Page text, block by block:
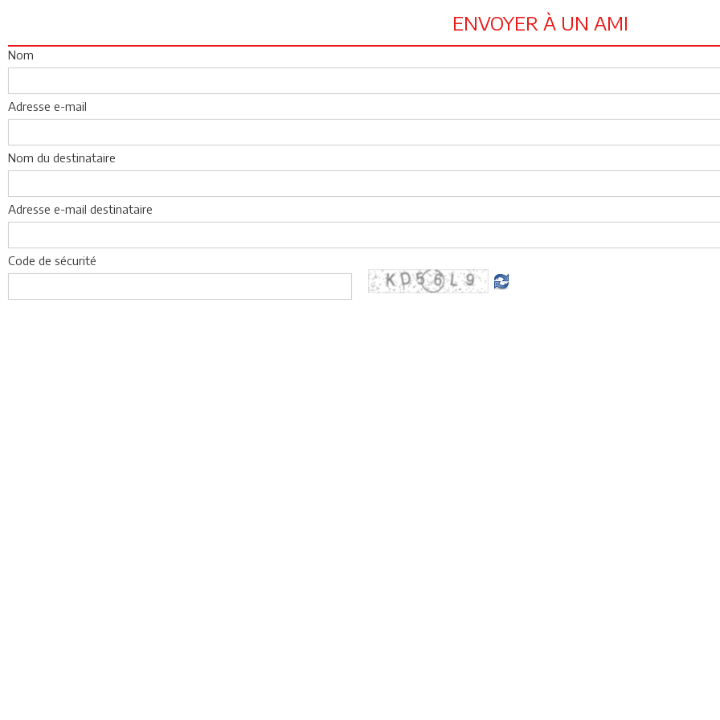
ENVOYER À UN AMI
Nom
Adresse e-mail
Nom du destinataire
Adresse e-mail destinataire
Code de sécurité